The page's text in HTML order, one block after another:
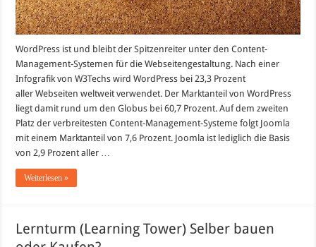
WordPress ist und bleibt der Spitzenreiter unter den Content-
Management-Systemen für die Webseitengestaltung. Nach einer
Infografik von W3Techs wird WordPress bei 23,3 Prozent
aller Webseiten weltweit verwendet. Der Marktanteil von WordPress
liegt damit rund um den Globus bei 60,7 Prozent. Auf dem zweiten
Platz der verbreitesten Content-Management-Systeme folgt Joomla
mit einem Marktanteil von 7,6 Prozent. Joomla ist lediglich die Basis
von 2,9 Prozent aller …
Weiterlesen »
Lernturm (Learning Tower) Selber bauen